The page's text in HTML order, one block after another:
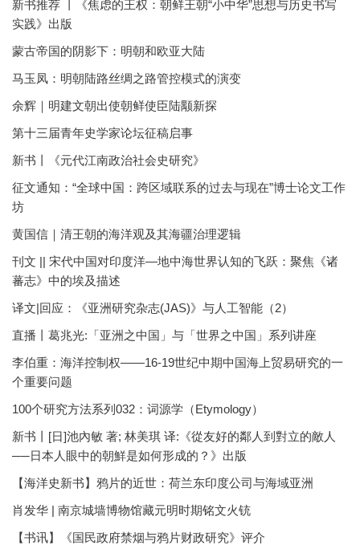
新书推荐 丨《焦虑的王权：朝鲜王朝“小中华”思想与历史书写
实践》出版
蒙古帝国的阴影下：明朝和欧亚大陆
马玉凤：明朝陆路丝绸之路管控模式的演变
余辉｜明建文朝出使朝鲜使臣陆颙新探
第十三届青年史学家论坛征稿启事
新书丨《元代江南政治社会史研究》
征文通知：“全球中国：跨区域联系的过去与现在”博士论文工作
坊
黄国信｜清王朝的海洋观及其海疆治理逻辑
刊文 || 宋代中国对印度洋—地中海世界认知的飞跃：聚焦《诸
蕃志》中的埃及描述
译文|回应：《亚洲研究杂志(JAS)》与人工智能（2）
直播丨葛兆光:「亚洲之中国」与「世界之中国」系列讲座
李伯重：海洋控制权——16-19世纪中期中国海上贸易研究的一
个重要问题
100个研究方法系列032：词源学（Etymology）
新书丨[日]池內敏 著; 林美琪 译:《從友好的鄰人到對立的敵人
──日本人眼中的朝鮮是如何形成的？》出版
【海洋史新书】鸦片的近世：荷兰东印度公司与海域亚洲
肖发华 | 南京城墙博物馆藏元明时期铭文火铳
【书讯】《国民政府禁烟与鸦片财政研究》评介